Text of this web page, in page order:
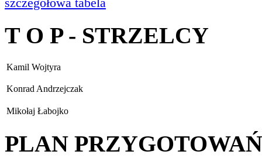
T O P - STRZELCY
Kamil Wojtyra
Konrad Andrzejczak
Mikołaj Łabojko
PLAN PRZYGOTOWAŃ